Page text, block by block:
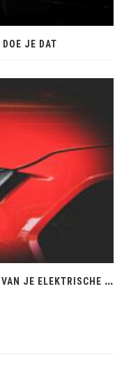
JE DAT
Z
O VERGROOT JE DE ACTIERADIUS VAN JE ELEKTRISCHE AUTO